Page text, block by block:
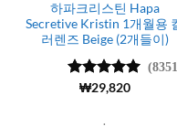
하파크리스틴 Hapa
Secretive Kristin 1개월용
러렌즈 Beige (2개들이)
5 중에서
₩29,820
.